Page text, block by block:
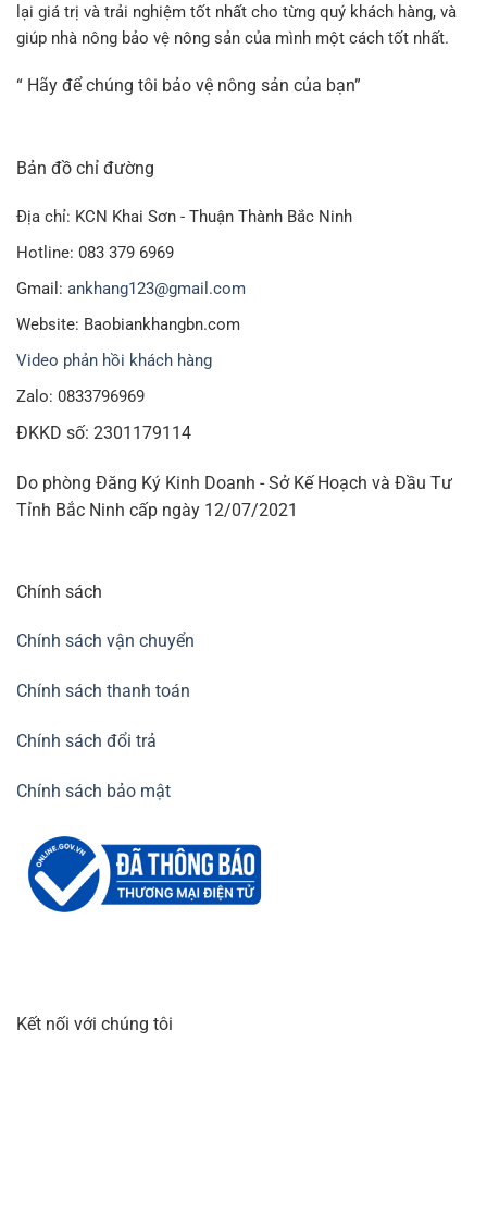
lại giá trị và trải nghiệm tốt nhất cho từng quý khách hàng, và
giúp nhà nông bảo vệ nông sản của mình một cách tốt nhất.
“ Hãy để chúng tôi bảo vệ nông sản của bạn”
Bản đồ chỉ đường
Địa chỉ: KCN Khai Sơn - Thuận Thành Bắc Ninh
Hotline: 083 379 6969
Gmail: ankhang123@gmail.com
Website: Baobiankhangbn.com
Video phản hồi khách hàng
Zalo: 0833796969
ĐKKD số: 2301179114
Do phòng Đăng Ký Kinh Doanh - Sở Kế Hoạch và Đầu Tư
Tỉnh Bắc Ninh cấp ngày 12/07/2021
Chính sách
Chính sách vận chuyển
Chính sách thanh toán
Chính sách đổi trả
Chính sách bảo mật
Kết nối với chúng tôi